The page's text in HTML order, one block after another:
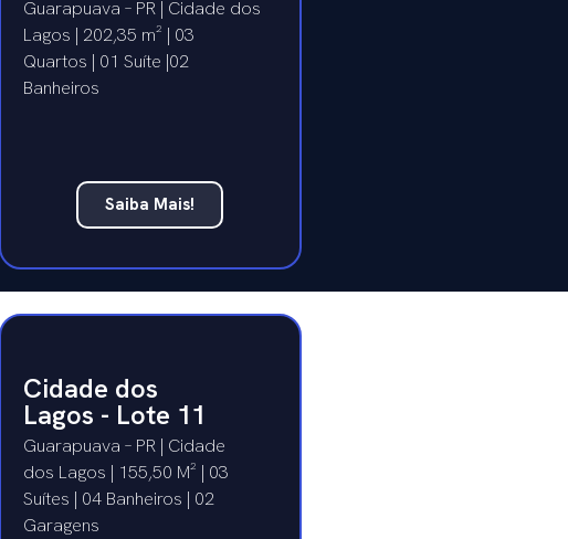
Guarapuava – PR | Cidade dos
Lagos | 202,35 m² | 03
Quartos | 01 Suíte |02
Banheiros
Saiba Mais!
Cidade dos
Lagos - Lote 11
Guarapuava – PR | Cidade
dos Lagos | 155,50 M² | 03
Suítes | 04 Banheiros | 02
Garagens